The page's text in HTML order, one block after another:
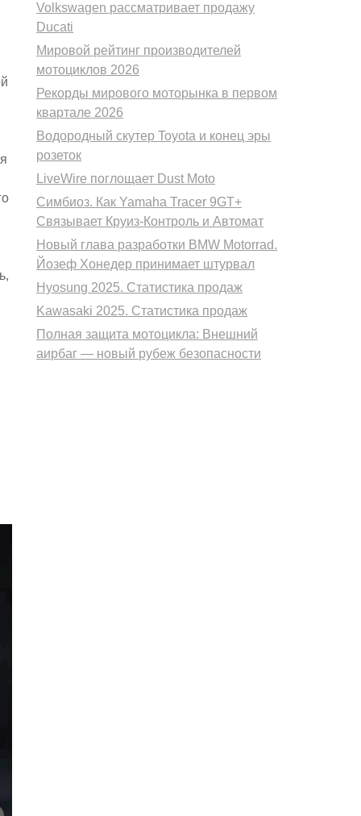
Volkswagen рассматривает продажу
Ducati
Мировой рейтинг производителей
мотоциклов 2026
Рекорды мирового моторынка в первом
квартале 2026
Водородный скутер Toyota и конец эры
розеток
LiveWire поглощает Dust Moto
Симбиоз. Как Yamaha Tracer 9GT+
Связывает Круиз-Контроль и Автомат
Новый глава разработки BMW Motorrad.
Йозеф Хонедер принимает штурвал
Hyosung 2025. Статистика продаж
Kawasaki 2025. Статистика продаж
Полная защита мотоцикла: Внешний
аирбаг — новый рубеж безопасности